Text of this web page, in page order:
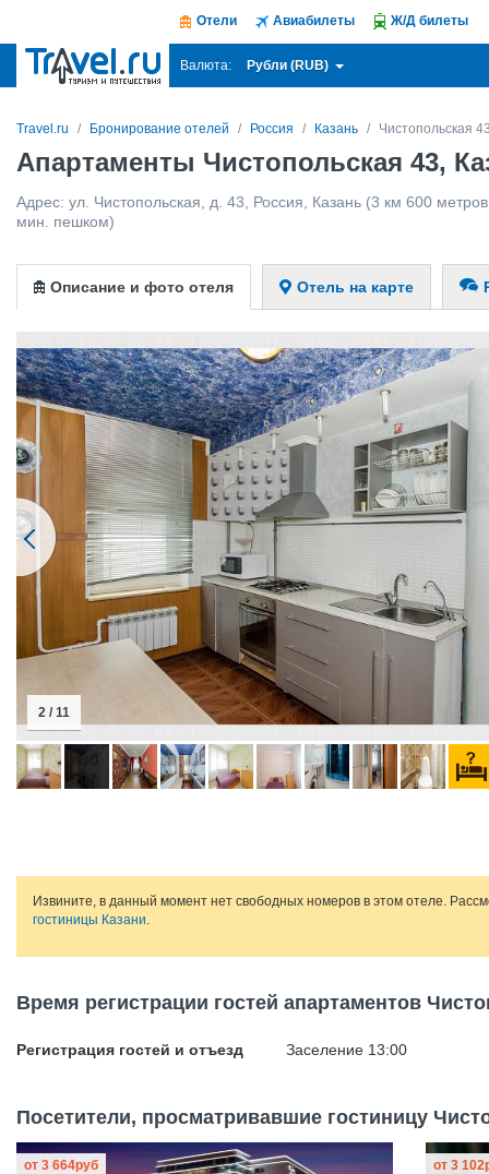
Отели Авиабилеты Ж/Д билеты
Валюта: Рубли (RUB)
Travel.ru Бронирование отелей Россия Казань Чистопольская
Апартаменты Чистопольская 43,
Адрес: ул. Чистопольская, д. 43 Россия Казань (3 км 600
мин. пешком)
Описание и фото отеля Отель на карте
2 / 11
Извините, в данный момент нет свободных номеров в этом отеле.
гостиницы Казани.
Время регистрации гостей апартаментов
Регистрация гостей и отъезд Заселение 13:00
Посетители, просматривавшие гостиницу
от 3 664руб от 3 102